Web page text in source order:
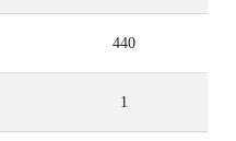
440
1